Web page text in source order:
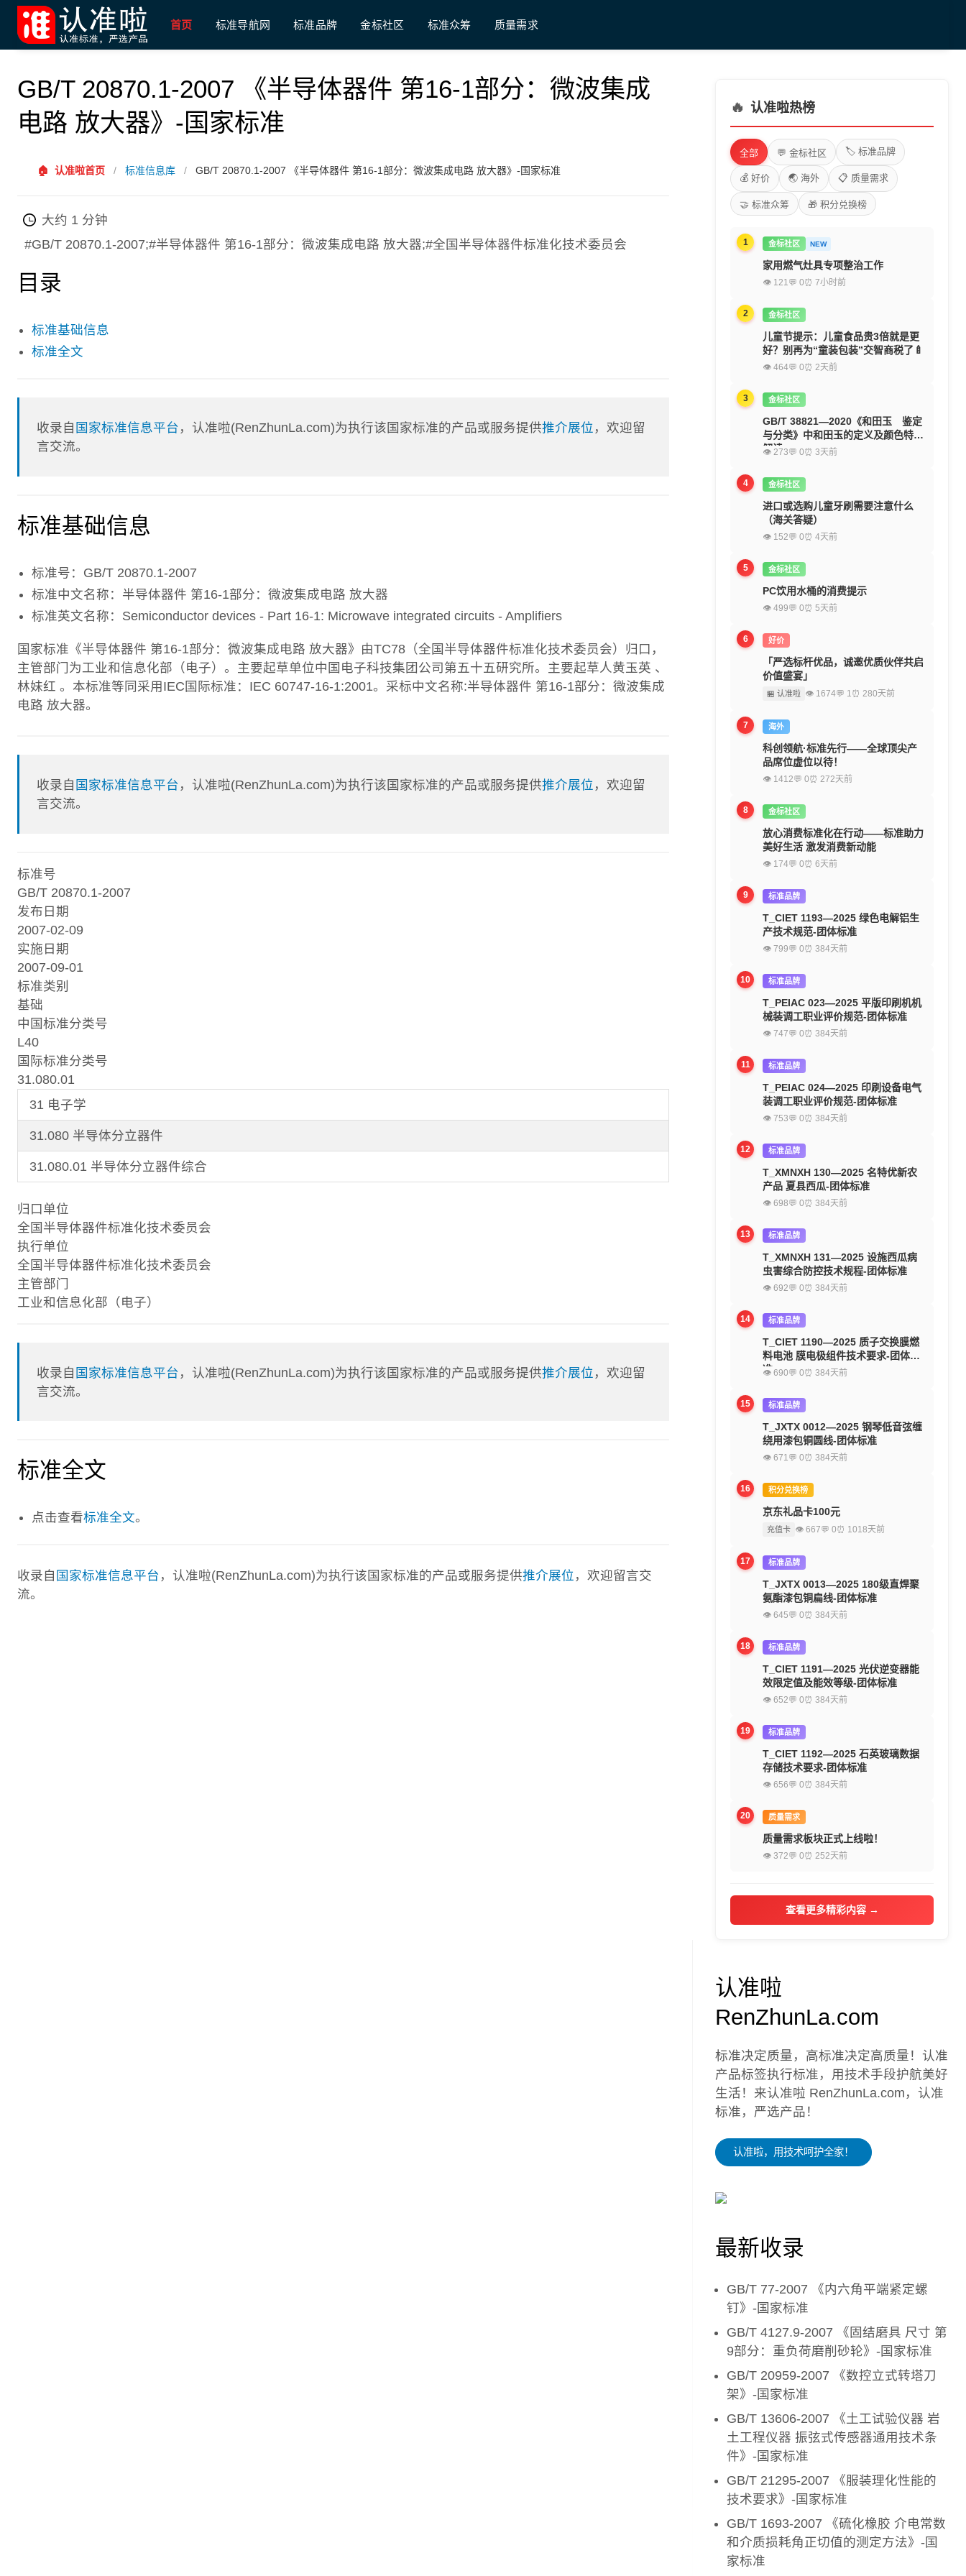
首页 标准导航网 标准品牌 金标社区 标准众筹 质量需求
GB/T 20870.1-2007 《半导体器件 第16-1部分：微波集成
电路 放大器》-国家标准
🏠 认准啦首页 / 标准信息库 / GB/T 20870.1-2007 《半导体器件 第16-1部分：微波集成电路 放大器》-国家标准
大约 1 分钟
#GB/T 20870.1-2007;#半导体器件 第16-1部分：微波集成电路 放大器;#全国半导体器件标准化技术委员会
目录
标准基础信息
标准全文
收录自 国家标准信息平台 ，认准啦(RenZhunLa.com)为执行该国家标准的产品或服务提供推介展位 ，欢迎留
言交流。
标准基础信息
标准号：GB/T 20870.1-2007
标准中文名称：半导体器件 第16-1部分：微波集成电路 放大器
标准英文名称：Semiconductor devices - Part 16-1: Microwave integrated circuits - Amplifiers
国家标准《半导体器件 第16-1部分：微波集成电路 放大器》由TC78（全国半导体器件标准化技术委员会）归口，
主管部门为工业和信息化部（电子）。主要起草单位中国电子科技集团公司第五十五研究所。主要起草人黄玉英 、
林妹红 。本标准等同采用IEC国际标准：IEC 60747-16-1:2001。采标中文名称:半导体器件 第16-1部分：微波集成
电路 放大器。
收录自 国家标准信息平台 ，认准啦(RenZhunLa.com)为执行该国家标准的产品或服务提供推介展位 ，欢迎留
言交流。
标准号
GB/T 20870.1-2007
发布日期
2007-02-09
实施日期
2007-09-01
标准类别
基础
中国标准分类号
L40
国际标准分类号
31.080.01
31 电子学
31.080 半导体分立器件
31.080.01 半导体分立器件综合
归口单位
全国半导体器件标准化技术委员会
执行单位
全国半导体器件标准化技术委员会
主管部门
工业和信息化部（电子）
收录自 国家标准信息平台 ，认准啦(RenZhunLa.com)为执行该国家标准的产品或服务提供推介展位 ，欢迎留
言交流。
标准全文
点击查看标准全文。
收录自 国家标准信息平台 ，认准啦(RenZhunLa.com)为执行该国家标准的产品或服务提供推介展位 ，欢迎留言交
流。
🔥 认准啦热榜
全部 💬 金标社区 🏷️ 标准品牌
💰 好价 🌏 海外 📋 质量需求
🤝 标准众筹 🎁 积分兑换榜
1 金标社区 NEW
家用燃气灶具专项整治工作
👁 121💬 0⏰ 7小时前
2 金标社区
儿童节提示：儿童食品贵3倍就是更
好？别再为“童装包装”交智商税了🍼
👁 464💬 0⏰ 2天前
3 金标社区
GB/T 38821—2020《和田玉 鉴定
与分类》中和田玉的定义及颜色特征
解读
👁 273💬 0⏰ 3天前
4 金标社区
进口或选购儿童牙刷需要注意什么
（海关答疑）
👁 152💬 0⏰ 4天前
5 金标社区
PC饮用水桶的消费提示
👁 499💬 0⏰ 5天前
6 好价
「严选标杆优品，诚邀优质伙伴共启
价值盛宴」
🏪 认准啦 👁 1674💬 1⏰ 280天前
7 海外
科创领航·标准先行——全球顶尖产
品席位虚位以待！
👁 1412💬 0⏰ 272天前
8 金标社区
放心消费标准化在行动——标准助力
美好生活 激发消费新动能
👁 174💬 0⏰ 6天前
9 标准品牌
T_CIET 1193—2025 绿色电解铝生
产技术规范-团体标准
👁 799💬 0⏰ 384天前
10 标准品牌
T_PEIAC 023—2025 平版印刷机机
械装调工职业评价规范-团体标准
👁 747💬 0⏰ 384天前
11 标准品牌
T_PEIAC 024—2025 印刷设备电气
装调工职业评价规范-团体标准
👁 753💬 0⏰ 384天前
12 标准品牌
T_XMNXH 130—2025 名特优新农
产品 夏县西瓜-团体标准
👁 698💬 0⏰ 384天前
13 标准品牌
T_XMNXH 131—2025 设施西瓜病
虫害综合防控技术规程-团体标准
👁 692💬 0⏰ 384天前
14 标准品牌
T_CIET 1190—2025 质子交换膜燃
料电池 膜电极组件技术要求-团体标
准
👁 690💬 0⏰ 384天前
15 标准品牌
T_JXTX 0012—2025 钢琴低音弦缠
绕用漆包铜圆线-团体标准
👁 671💬 0⏰ 384天前
16 积分兑换榜
京东礼品卡100元
充值卡 👁 667💬 0⏰ 1018天前
17 标准品牌
T_JXTX 0013—2025 180级直焊聚
氨酯漆包铜扁线-团体标准
👁 645💬 0⏰ 384天前
18 标准品牌
T_CIET 1191—2025 光伏逆变器能
效限定值及能效等级-团体标准
👁 652💬 0⏰ 384天前
19 标准品牌
T_CIET 1192—2025 石英玻璃数据
存储技术要求-团体标准
👁 656💬 0⏰ 384天前
20 质量需求
质量需求板块正式上线啦！
👁 372💬 0⏰ 252天前
查看更多精彩内容 →
认准啦
RenZhunLa.com
标准决定质量，高标准决定高质量！认准
产品标签执行标准，用技术手段护航美好
生活！来认准啦 RenZhunLa.com，认准
标准，严选产品！
认准啦，用技术呵护全家！
最新收录
GB/T 77-2007 《内六角平端紧定螺
钉》-国家标准
GB/T 4127.9-2007 《固结磨具 尺寸 第
9部分：重负荷磨削砂轮》-国家标准
GB/T 20959-2007 《数控立式转塔刀
架》-国家标准
GB/T 13606-2007 《土工试验仪器 岩
土工程仪器 振弦式传感器通用技术条
件》-国家标准
GB/T 21295-2007 《服装理化性能的
技术要求》-国家标准
GB/T 1693-2007 《硫化橡胶 介电常数
和介质损耗角正切值的测定方法》-国
家标准